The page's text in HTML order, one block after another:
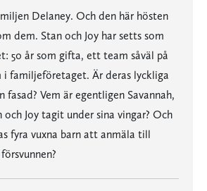
Delaney. Och den här hösten
dem. Stan och Joy har setts som
50 år som gifta, ett team såväl på
i familjeföretaget. Är deras lyckliga
fasad? Vem är egentligen Savannah,
och Joy tagit under sina vingar? Och
fyra vuxna barn att anmäla till